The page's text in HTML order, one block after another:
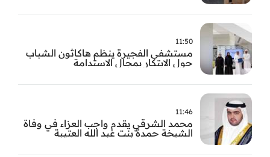
11:50
مستشفى الفجيرة ينظم هاكاثون الشباب
حول الابتكار بمجال الاستدامة
11:46
محمد الشرقي يقدم واجب العزاء في وفاة
الشيخة حمدة بنت عبد الله العتيبة